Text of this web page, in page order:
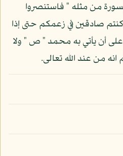
من مثله " فاستنصروا
صادقين في زعمكم حتى إذا
أن يأتي به محمد " ص " ولا
من عند الله تعالى.